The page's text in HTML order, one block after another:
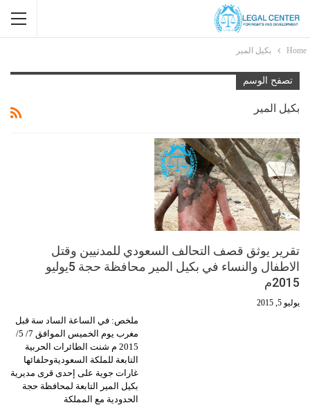
Home بكيل المير
تصفح الوسم
بكيل المير
تقرير يوثق قصف التحالف السعودي للمدنيين وقتل
الاطفال والنساء في بكيل المير محافظة حجة 5يوليو
2015م
يوليو 5, 2015
ملخص: في الساعة الساد سة قبل
مغرب يوم الخميس الموافق 7/ 5/
2015 م شنت الطائرات الحربية
التابعة للملكة السعوديةوحلفائها
غارات جوية على إحدى قرى مديرية
بكيل المير التابعة لمحافظة حجة
الحدودية مع المملكة